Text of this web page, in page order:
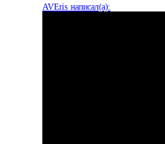
AVEris написал(а):